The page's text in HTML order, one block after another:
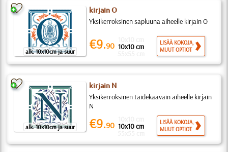
alk. 10x10cm ja suur
kirjain O
Yksikerroksinen sapluuna aiheelle kirjain O
€9.90 10x10 cm
LISÄÄ KOKOJA,
MUUT OPTIOT
alk. 10x10cm ja suur
kirjain N
Yksikerroksinen taidekaavain aiheelle kirjain
N
€9.90 10x10 cm
LISÄÄ KOKOJA,
MUUT OPTIOT